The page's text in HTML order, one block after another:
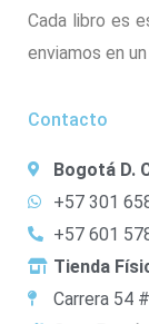
Cada libro es
enviamos en
Contacto
Bogotá D.
+57 301
+57 601
Tienda
Carrera 54